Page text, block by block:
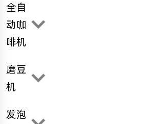
全自
动咖
啡机
磨豆
机
发泡